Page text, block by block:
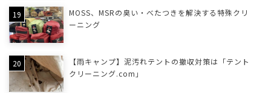
MOSS、MSRの臭い・べたつきを解決する特殊クリ
ーニング
【雨キャンプ】泥汚れテントの撤収対策は「テント
クリーニング.com」